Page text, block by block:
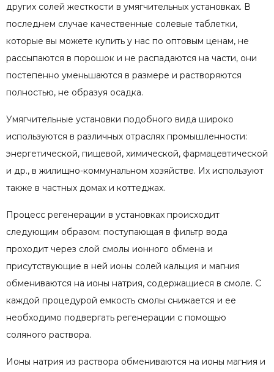
других солей жесткости в умягчительных установках. В
последнем случае качественные солевые таблетки,
которые вы можете купить у нас по оптовым ценам, не
рассыпаются в порошок и не распадаются на части, они
постепенно уменьшаются в размере и растворяются
полностью, не образуя осадка.
Умягчительные установки подобного вида широко
используются в различных отраслях промышленности:
энергетической, пищевой, химической, фармацевтической
и др., в жилищно-коммунальном хозяйстве. Их используют
также в частных домах и коттеджах.
Процесс регенерации в установках происходит
следующим образом: поступающая в фильтр вода
проходит через слой смолы ионного обмена и
присутствующие в ней ионы солей кальция и магния
обмениваются на ионы натрия, содержащиеся в смоле. С
каждой процедурой емкость смолы снижается и ее
необходимо подвергать регенерации с помощью
соляного раствора.
Ионы натрия из раствора обмениваются на ионы магния и